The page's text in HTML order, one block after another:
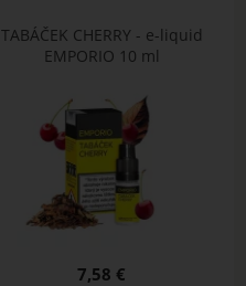
TABÁČEK CHERRY - e-liquid
EMPORIO 10 ml
7,58 €